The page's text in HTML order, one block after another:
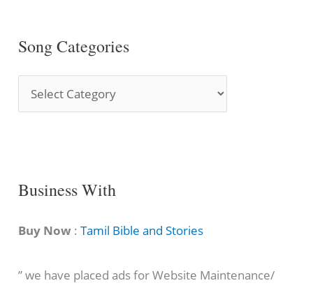
Song Categories
o
C
t
g
Business With
Buy Now :Tamil Bible and Stories
” we have placed ads for Website Maintenance/